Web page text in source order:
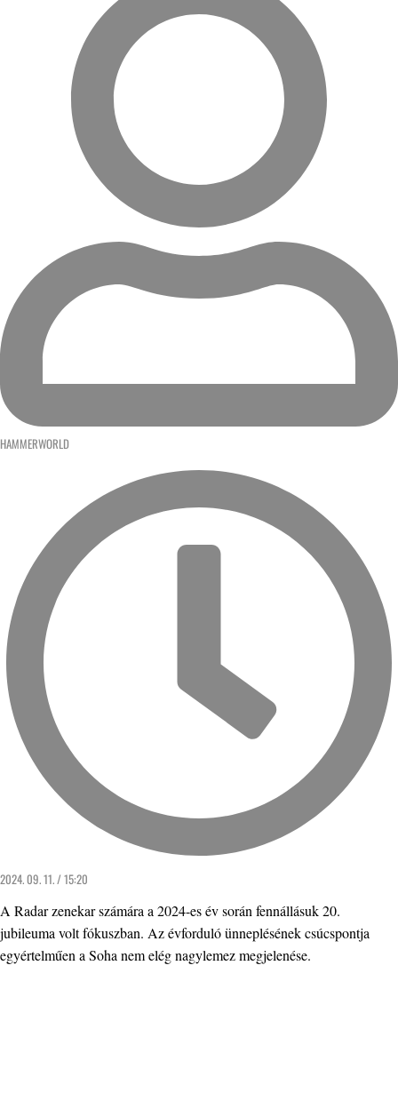
HAMMERWORLD
2024. 09. 11. / 15:20
A Radar zenekar számára a 2024-es év során fennállásuk 20.
jubileuma volt fókuszban. Az évforduló ünneplésének csúcspontja
egyértelműen a Soha nem elég nagylemez megjelenése.